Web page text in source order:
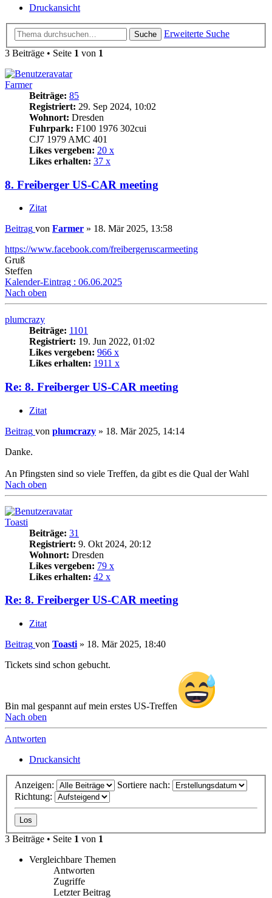
Druckansicht
Suche
Erweiterte Suche
3 Beiträge • Seite 1 von 1
Farmer
Beiträge: 85
Registriert: 29. Sep 2024, 10:02
Wohnort: Dresden
Fuhrpark: F100 1976 302cui
CJ7 1979 AMC 401
Likes vergeben: 20 x
Likes erhalten: 37 x
8. Freiberger US-CAR meeting
Zitat
Beitrag von Farmer » 18. Mär 2025, 13:58
https://www.facebook.com/freibergeruscarmeeting
Gruß
Steffen
Kalender-Eintrag : 06.06.2025
Nach oben
plumcrazy
Beiträge: 1101
Registriert: 19. Jun 2022, 01:02
Likes vergeben: 966 x
Likes erhalten: 1911 x
Re: 8. Freiberger US-CAR meeting
Zitat
Beitrag von plumcrazy » 18. Mär 2025, 14:14
Danke.
An Pfingsten sind so viele Treffen, da gibt es die Qual der Wahl
Nach oben
Toasti
Beiträge: 31
Registriert: 9. Okt 2024, 20:12
Wohnort: Dresden
Likes vergeben: 79 x
Likes erhalten: 42 x
Re: 8. Freiberger US-CAR meeting
Zitat
Beitrag von Toasti » 18. Mär 2025, 18:40
Tickets sind schon gebucht.
Bin mal gespannt auf mein erstes US-Treffen
Nach oben
Antworten
Druckansicht
Anzeigen:
Sortiere nach:
Richtung:
3 Beiträge • Seite 1 von 1
Vergleichbare Themen
Antworten
Zugriffe
Letzter Beitrag